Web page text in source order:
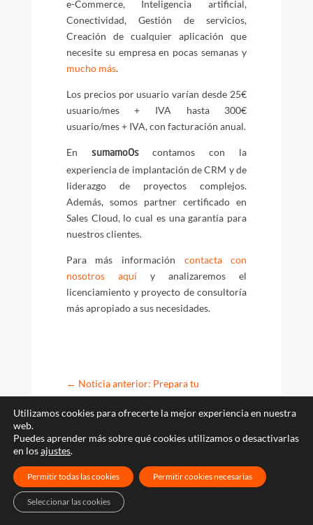
e-Commerce, Inteligencia artificial,
Conectividad, Gestión de servicios,
Creación de cualquier aplicación que
necesite su empresa en pocas semanas y
mucho más.
Los precios por usuario varían desde 25€
usuario/mes + IVA hasta 300€
usuario/mes + IVA, con facturación anual.
En sumamoOscontamos con la
experiencia de implantación de CRM y de
liderazgo de proyectos complejos.
Además, somos partner certificado en
Sales Cloud, lo cual es una garantía para
nuestros clientes.
Para más información contacta con
nosotros aquíy analizaremos el
licenciamiento y proyecto de consultoría
más apropiado a sus necesidades.
← Noticia anterior: Prepara tu
certificación MSCA BI Reporting
Noticia siguiente: Microsoft Teams y
Sharepoint: El equipo perfecto
Utilizamos cookies para ofrecerte la mejor experiencia en nuestra
web.
Puedes aprender más sobre qué cookies utilizamos o desactivarlas
en losajustes.
Permitir todas las cookies Permitir cookies necesarias
Seleccionar las cookies